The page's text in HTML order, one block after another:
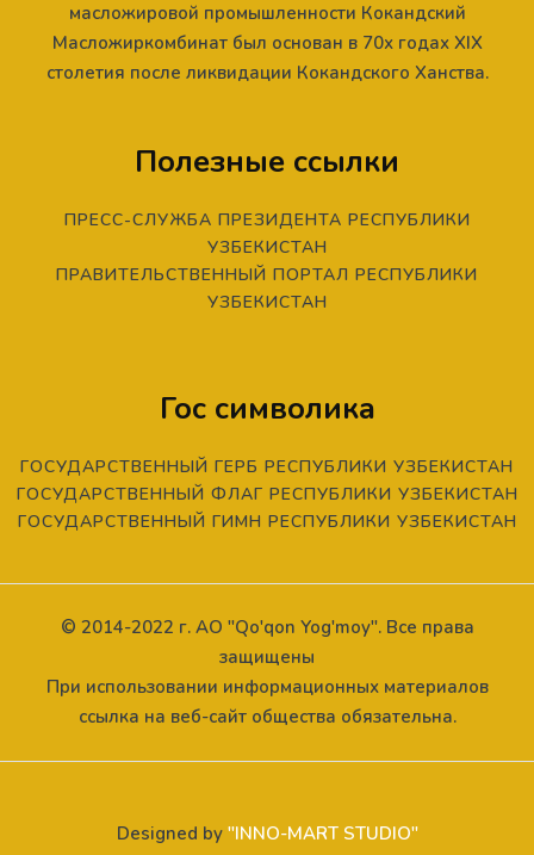
масложировой промышленности Кокандский
Масложиркомбинат был основан в 70х годах XIX
столетия после ликвидации Кокандского Ханства.
Полезные ссылки
ПРЕСС-СЛУЖБА ПРЕЗИДЕНТА РЕСПУБЛИКИ
УЗБЕКИСТАН
ПРАВИТЕЛЬСТВЕННЫЙ ПОРТАЛ РЕСПУБЛИКИ
УЗБЕКИСТАН
Гос символика
ГОСУДАРСТВЕННЫЙ ГЕРБ РЕСПУБЛИКИ УЗБЕКИСТАН
ГОСУДАРСТВЕННЫЙ ФЛАГ РЕСПУБЛИКИ УЗБЕКИСТАН
ГОСУДАРСТВЕННЫЙ ГИМН РЕСПУБЛИКИ УЗБЕКИСТАН
© 2014-2022 г. АО "Qo'qon Yog'moy". Все права
защищены
При использовании информационных материалов
ссылка на веб-сайт общества обязательна.
Designed by "INNO-MART STUDIO"